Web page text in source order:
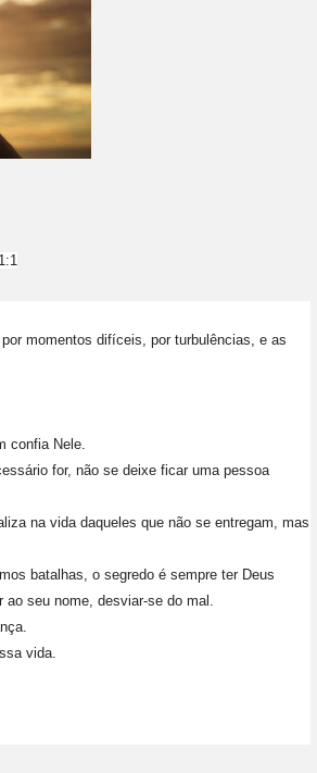
momentos difíceis, por turbulências, e as
confia Nele.
for, não se deixe ficar uma pessoa
na vida daqueles que não se entregam, mas
batalhas, o segredo é sempre ter Deus
seu nome, desviar-se do mal.
vida.